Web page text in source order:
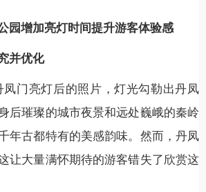
园增加亮灯时间提升游客体验感
并优化
凤门亮灯后的照片，灯光勾勒出丹凤
后璀璨的城市夜景和远处巍峨的秦岭
年古都特有的美感韵味。然而，丹凤
让大量满怀期待的游客错失了欣赏这